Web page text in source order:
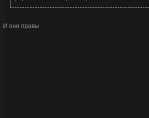
И они правы